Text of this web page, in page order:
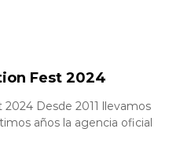
Fest 2024
Desde 2011 llevamos
años la agencia oficial